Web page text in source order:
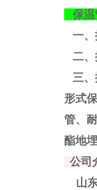
保温
一、
二、
三、
形式
管、
酯地
公司
山东